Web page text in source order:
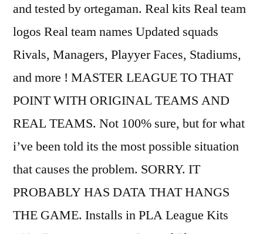
and tested by ortegaman. Real kits Real team
logos Real team names Updated squads
Rivals, Managers, Playyer Faces, Stadiums,
and more ! MASTER LEAGUE TO THAT
POINT WITH ORIGINAL TEAMS AND
REAL TEAMS. Not 100% sure, but for what
i’ve been told its the most possible situation
that causes the problem. SORRY. IT
PROBABLY HAS DATA THAT HANGS
THE GAME. Installs in PLA League Kits